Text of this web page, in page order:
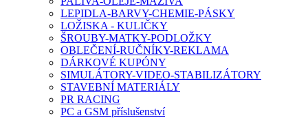
LEPIDLA-BARVY-CHEMIE-PÁSKY
LOŽISKA - KULIČKY
ŠROUBY-MATKY-PODLOŽKY
OBLEČENÍ-RUČNÍKY-REKLAMA
DÁRKOVÉ KUPÓNY
SIMULÁTORY-VIDEO-STABILIZÁTORY
STAVEBNÍ MATERIÁLY
PR RACING
PC a GSM příslušenství